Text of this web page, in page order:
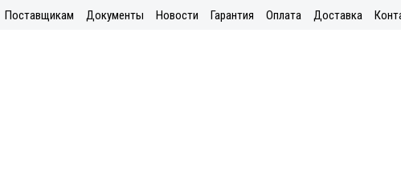
Поставщикам Документы Новости Гарантия Оплата Доставка